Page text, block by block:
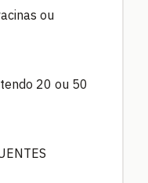
ou
20 ou 50